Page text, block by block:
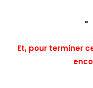
Et, pour terminer